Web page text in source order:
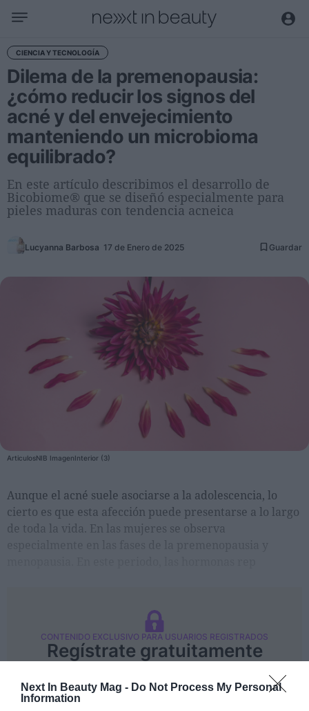
Next In Beauty Mag - Do Not Process My Personal
Information
Negocio
Editorial
Actualidad
Economía y sector
Nombramientos
Entrevistas a directivos
Tendencias
Internacional
Innovación
Personas
Moda y Lujo
Estética
Salud
Moda
Formaciones destacadas
Revista
CIENCIA Y TECNOLOGÍA
Dilema de la premenopausia:
¿cómo reducir los signos del
acné y del envejecimiento
manteniendo un microbioma
equilibrado?
En este artículo describimos el desarrollo de
Bicobiome® que se diseñó especialmente para
pieles maduras con tendencia acneica
Lucyanna Barbosa 17 de Enero de 2025 Guardar
ArticulosNIB ImagenInterior (3)
Aunque el acné suele asociarse a la adolescencia, lo
cierto es que esta afección puede presentarse a lo largo
de toda la vida. En las mujeres se observa
Regístrate gratuitamente
para tener acceso ilimitado a
todos los artículos
CONTENIDO EXCLUSIVO PARA USUARIOS REGISTRADOS